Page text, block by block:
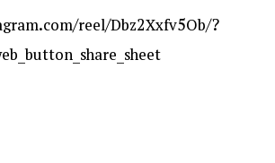
reel/Dbz2Xxfv5Ob/?